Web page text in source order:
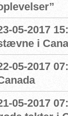
05-2017
i
05-2017
05-2017